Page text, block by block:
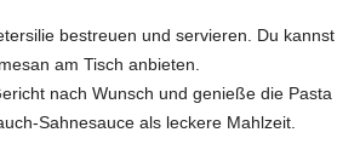
bestreuen und servieren. Du kannst
am Tisch anbieten.
nach Wunsch und genieße die Pasta
Sahnesauce als leckere Mahlzeit.